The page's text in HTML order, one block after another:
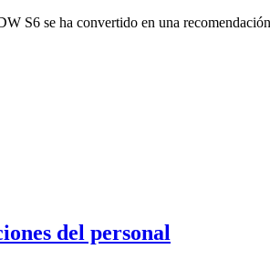
S6 se ha convertido en una
del personal